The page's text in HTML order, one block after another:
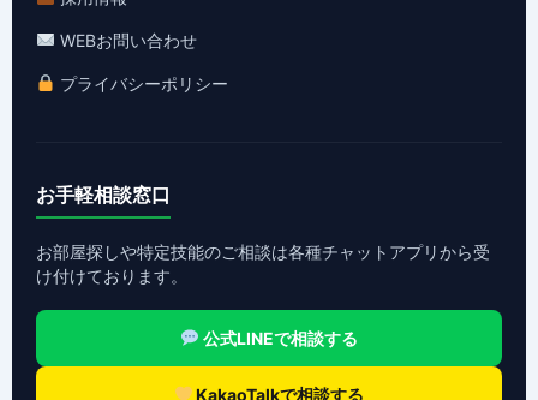
WEBお問い合わせ
プライバシーポリシー
お手軽相談窓口
お部屋探しや特定技能のご相談は各種チャットアプリから受
け付けております。
公式LINEで相談する
KakaoTalkで相談する